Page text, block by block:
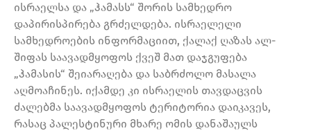
ისრაელსა და „ჰამასს“ შორის სამხედრო
დაპირისპირება გრძელდება. ისრაელელი
სამხედროების ინფორმაციით, ქალაქ ღაზას ალ-
შიფას საავადმყოფოს ქვეშ მათ დაჯგუფება
„ჰამასის“ შეიარაღება და საბრძოლო მასალა
აღმოაჩინეს. იქამდე კი ისრაელის თავდაცვის
ძალებმა საავადმყოფოს ტერიტორია დაიკავეს,
რასაც პალესტინური მხარე ომის დანაშაულს